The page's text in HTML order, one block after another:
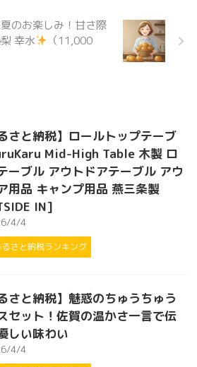
のお楽しみ！甘さ際
幸水
（11,000
さと納税】ロールトップテーブ
Mid-High Table 木製 ロ
ーブル アウトドアテーブル アウ
用品 キャンプ用品 燕三条製
IN]
4/4
さと納税ランキング
さと納税】魅惑のちゅうちゅう
セット！佐賀の温かさ一言で伝
しい味わい
4/4